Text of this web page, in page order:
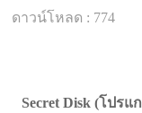
ดาวน์โหลด : 774
Secret Disk (โปร